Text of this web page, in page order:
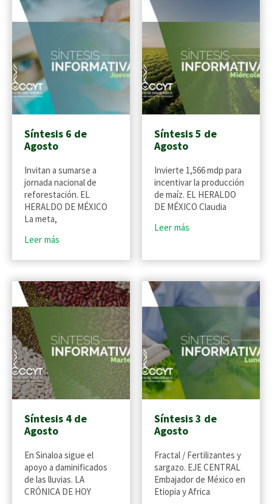
Síntesis 6 de
Agosto
Invitan a sumarse a
jornada nacional de
reforestación. EL
HERALDO DE MÉXICO
La meta,
Leer más
Síntesis 5 de
Agosto
Invierte 1,566 mdp para
incentivar la producción
de maíz. EL HERALDO
DE MÉXICO Claudia
Leer más
Síntesis 4 de
Agosto
En Sinaloa sigue el
apoyo a daminificados
de las lluvias. LA
CRÓNICA DE HOY
Síntesis 3 de
Agosto
Fractal / Fertilizantes y
sargazo. EJE CENTRAL
Embajador de México en
Etiopia y Africa